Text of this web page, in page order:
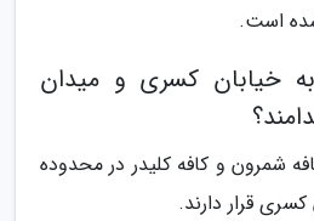
شده است.
خیابان کسری و میدان
کافه شمرون و کافه کلیدر در محدوده
قرار دارند.